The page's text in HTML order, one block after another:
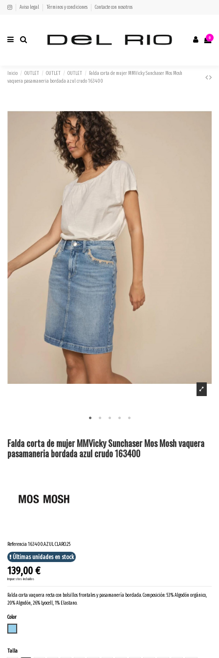
Aviso legal Términos y condiciones Contacte con nosotros
0
Inicio OUTLET OUTLET OUTLET
Falda corta de mujer MMVicky Sunchaser Mos Mosh
vaquera pasamaneria bordada azul crudo 163400
Falda corta de mujer MMVicky Sunchaser Mos Mosh vaquera
pasamaneria bordada azul crudo 163400
Referencia163400.AZUL CLARO.25
Últimas unidades en stock
139,00 €
Impuestos incluidos
Falda corta vaquera recta con bolsillos frontales y pasamanería bordada. Composición: 53% Algodón orgánico,
20% Algodón, 26% Lyocell, 1% Elastano.
Color
Talla